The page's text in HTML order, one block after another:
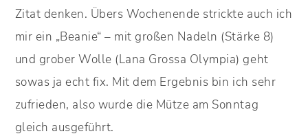
Zitat denken. Übers Wochenende strickte auch ich
mir ein „Beanie“ – mit großen Nadeln (Stärke 8)
und grober Wolle (Lana Grossa Olympia) geht
sowas ja echt fix. Mit dem Ergebnis bin ich sehr
zufrieden, also wurde die Mütze am Sonntag
gleich ausgeführt.